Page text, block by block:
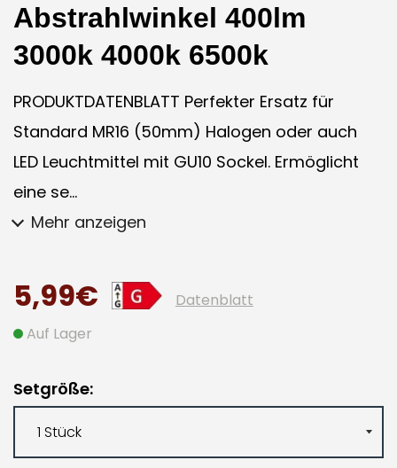
Abstrahlwinkel 400lm
3000k 4000k 6500k
PRODUKTDATENBLATT Perfekter Ersatz für
Standard MR16 (50mm) Halogen oder auch
LED Leuchtmittel mit GU10 Sockel. Ermöglicht
eine se...
Mehr anzeigen
5,99€
Datenblatt
Auf Lager
Setgröße